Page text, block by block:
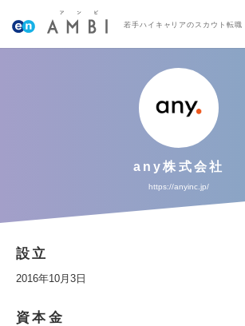
若手ハイキャリアのスカウト転職
any株式会社
https://anyinc.jp/
設立
2016年10月3日
資本金